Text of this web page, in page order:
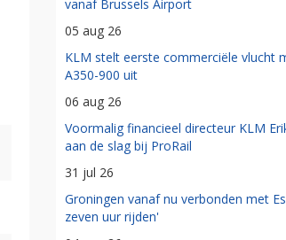
vanaf Brussels Airport
05 aug 26
KLM stelt eerste commerciële vlucht
A350-900 uit
06 aug 26
Voormalig financieel directeur KLM
aan de slag bij ProRail
31 jul 26
Groningen vanaf nu verbonden met
zeven uur rijden'